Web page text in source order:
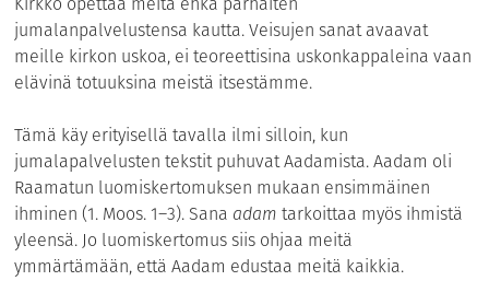
jumalanpalvelustensa kautta. Veisujen sanat avaavat
meille kirkon uskoa, ei teoreettisina uskonkappaleina vaan
elävinä totuuksina meistä itsestämme.
Tämä käy erityisellä tavalla ilmi silloin, kun
jumalapalvelusten tekstit puhuvat Aadamista. Aadam oli
Raamatun luomiskertomuksen mukaan ensimmäinen
ihminen (1. Moos. 1–3). Sana adamtarkoittaa myös ihmistä
yleensä. Jo luomiskertomus siis ohjaa meitä
ymmärtämään, että Aadam edustaa meitä kaikkia.